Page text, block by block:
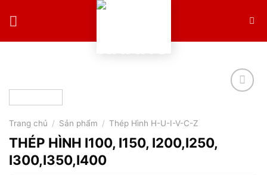
Trang chủ / Sản phẩm / Thép Hình H-U-I-V-C-Z
THÉP HÌNH I100, I150, I200,I250,
I300,I350,I400